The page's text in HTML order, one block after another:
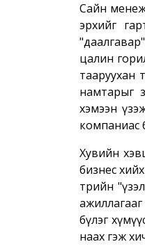
Сайн
эрхийг
цалин
тааруухан
намтарыг
хэмээн
компаниас
Хувийн
бизнес
төрийн
бүлэг
наах гэж